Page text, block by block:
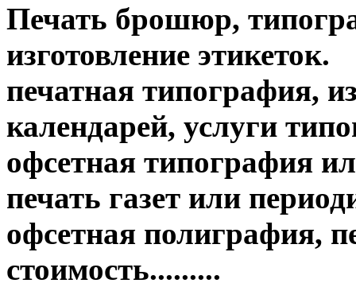
Печать брошюр,
изготовление этикеток.
печатная типография,
календарей, услуги
офсетная типография
печать газет или
офсетная полиграфия,
стоимость.........